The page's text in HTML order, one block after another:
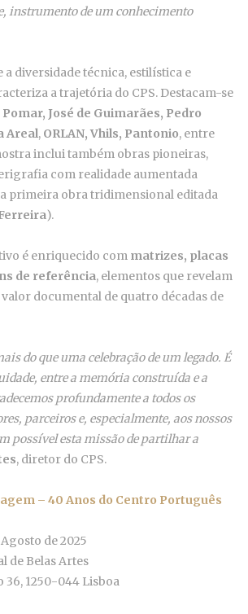
instrumento de um conhecimento
a diversidade técnica, estilística e
a trajetória do CPS. Destacam-se
Pomar, José de Guimarães, Pedro
Areal, ORLAN, Vhils, Pantonio, entre
inclui também obras pioneiras,
com realidade aumentada
primeira obra tridimensional editada
).
é enriquecido com matrizes, placas
de referência, elementos que revelam
documental de quatro décadas de
do que uma celebração de um legado. É
entre a memória construída e a
profundamente a todos os
parceiros e, especialmente, aos nossos
possível esta missão de partilhar a
, diretor do CPS.
– 40 Anos do Centro Português
de 2025
de Belas Artes
36, 1250-044 Lisboa